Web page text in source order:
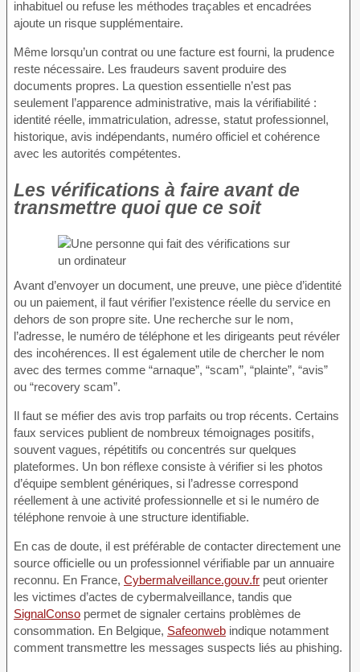
inhabituel ou refuse les méthodes traçables et encadrées
ajoute un risque supplémentaire.
Même lorsqu’un contrat ou une facture est fourni, la prudence
reste nécessaire. Les fraudeurs savent produire des
documents propres. La question essentielle n’est pas
seulement l’apparence administrative, mais la vérifiabilité :
identité réelle, immatriculation, adresse, statut professionnel,
historique, avis indépendants, numéro officiel et cohérence
avec les autorités compétentes.
Les vérifications à faire avant de
transmettre quoi que ce soit
Avant d’envoyer un document, une preuve, une pièce d’identité
ou un paiement, il faut vérifier l’existence réelle du service en
dehors de son propre site. Une recherche sur le nom,
l’adresse, le numéro de téléphone et les dirigeants peut révéler
des incohérences. Il est également utile de chercher le nom
avec des termes comme “arnaque”, “scam”, “plainte”, “avis”
ou “recovery scam”.
Il faut se méfier des avis trop parfaits ou trop récents. Certains
faux services publient de nombreux témoignages positifs,
souvent vagues, répétitifs ou concentrés sur quelques
plateformes. Un bon réflexe consiste à vérifier si les photos
d’équipe semblent génériques, si l’adresse correspond
réellement à une activité professionnelle et si le numéro de
téléphone renvoie à une structure identifiable.
En cas de doute, il est préférable de contacter directement une
source officielle ou un professionnel vérifiable par un annuaire
reconnu. En France, Cybermalveillance.gouv.fr peut orienter
les victimes d’actes de cybermalveillance, tandis que
SignalConso permet de signaler certains problèmes de
consommation. En Belgique, Safeonweb indique notamment
comment transmettre les messages suspects liés au phishing.